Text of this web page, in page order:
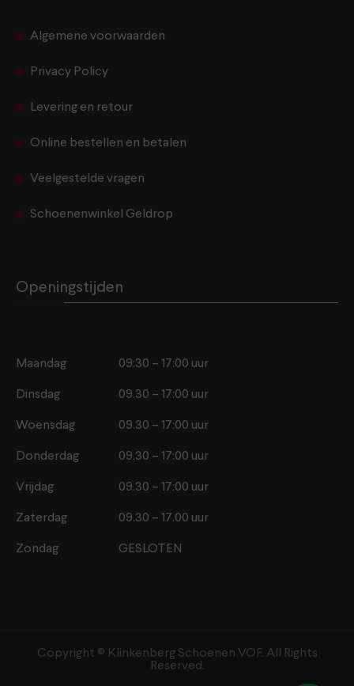
Algemene voorwaarden
Privacy Policy
Levering en retour
Online bestellen en betalen
Veelgestelde vragen
Schoenenwinkel Geldrop
Openingstijden
Maandag 09:30 – 17:00 uur
Dinsdag 09.30 – 17:00 uur
Woensdag 09.30 – 17:00 uur
Donderdag 09.30 – 17:00 uur
Vrijdag 09.30 – 17:00 uur
Zaterdag 09.30 – 17.00 uur
Zondag GESLOTEN
Copyright ©️ Klinkenberg Schoenen VOF. All Rights
Reserved.